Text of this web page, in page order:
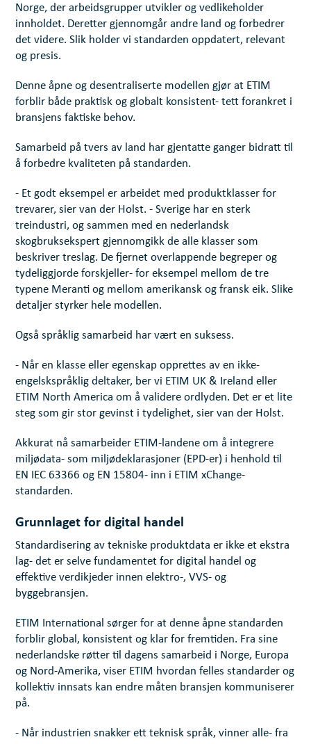
Norge, der arbeidsgrupper utvikler og vedlikeholder
innholdet. Deretter gjennomgår andre land og forbedrer
det videre. Slik holder vi standarden oppdatert, relevant
og presis.
Denne åpne og desentraliserte modellen gjør at ETIM
forblir både praktisk og globalt konsistent- tett forankret i
bransjens faktiske behov.
Samarbeid på tvers av land har gjentatte ganger bidratt til
å forbedre kvaliteten på standarden.
- Et godt eksempel er arbeidet med produktklasser for
trevarer, sier van der Holst. - Sverige har en sterk
treindustri, og sammen med en nederlandsk
skogbruksekspert gjennomgikk de alle klasser som
beskriver treslag. De fjernet overlappende begreper og
tydeliggjorde forskjeller- for eksempel mellom de tre
typene Meranti og mellom amerikansk og fransk eik. Slike
detaljer styrker hele modellen.
Også språklig samarbeid har vært en suksess.
- Når en klasse eller egenskap opprettes av en ikke-
engelskspråklig deltaker, ber vi ETIM UK & Ireland eller
ETIM North America om å validere ordlyden. Det er et lite
steg som gir stor gevinst i tydelighet, sier van der Holst.
Akkurat nå samarbeider ETIM-landene om å integrere
miljødata- som miljødeklarasjoner (EPD-er) i henhold til
EN IEC 63366 og EN 15804- inn i ETIM xChange-
standarden.
Grunnlaget for digital handel
Standardisering av tekniske produktdata er ikke et ekstra
lag- det er selve fundamentet for digital handel og
effektive verdikjeder innen elektro-, VVS- og
byggebransjen.
ETIM International sørger for at denne åpne standarden
forblir global, konsistent og klar for fremtiden. Fra sine
nederlandske røtter til dagens samarbeid i Norge, Europa
og Nord-Amerika, viser ETIM hvordan felles standarder og
kollektiv innsats kan endre måten bransjen kommuniserer
på.
- Når industrien snakker ett teknisk språk, vinner alle- fra